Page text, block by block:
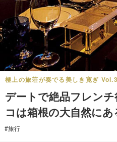
極上の旅荘が奏でる美しき寛ぎ Vol.3
デートで絶品フレン
コは箱根の大自然に
#旅行